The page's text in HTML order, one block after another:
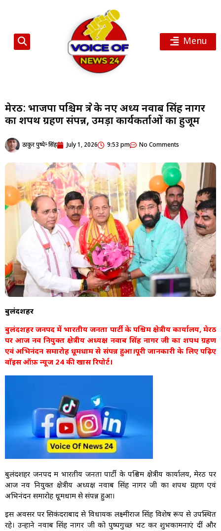
Menu
मेरठ: भाजपा पश्चिम क्षेत्र के नए अध्यक्ष नवाब सिंह नागर
का शपथ ग्रहण संपन्न, उमड़ा कार्यकर्ताओं का हुजूम
ठाकुर पुष्पेन्द्र सिंह July 1, 2026 9:53 pm No Comments
बुलंदशहर
बुलंदशहर जनपद में भारतीय जनता पार्टी के पश्चिम क्षेत्रीय कार्यालय, मेरठ
पर आज नव नियुक्त क्षेत्रीय अध्यक्ष नवाब सिंह नागर जी का शपथ ग्रहण
एवं अभिनंदन समारोह धूमधाम से संपन्न हुआ।पूरी जानकारी के लिए पढ़िए
वाॅइस ऑफ़ न्यूज 24 की खास रिपोर्ट।
बुलंदशहर जनपद में भारतीय जनता पार्टी के पश्चिम क्षेत्रीय कार्यालय, मेरठ पर
आज नव नियुक्त क्षेत्रीय अध्यक्ष नवाब सिंह नागर जी का शपथ ग्रहण एवं
अभिनंदन समारोह धूमधाम से संपन्न हुआ।
इस अवसर पर सिकंदराबाद से विधायक लक्ष्मीराज सिंह विशेष रूप से उपस्थित
रहे। उन्होंने नवाब सिंह नागर जी को पुष्पगुच्छ भेंट कर शुभकामनाएं दीं और